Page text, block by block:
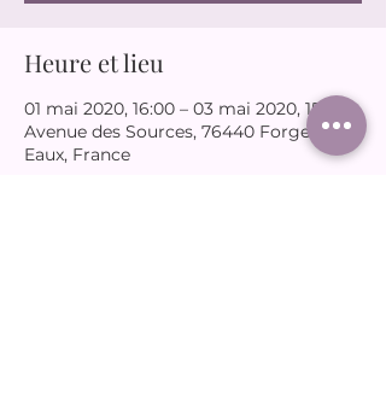
Heure et lieu
01 mai 2020, 16:00 – 03 mai 2020, 15:00
Avenue des Sources, 76440 Forges-les-
Eaux, France